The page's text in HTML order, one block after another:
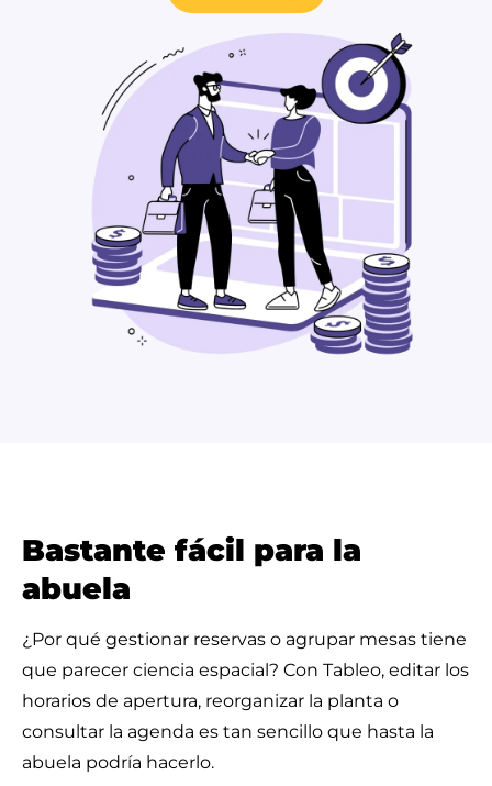
Bastante fácil para la
abuela
¿Por qué gestionar reservas o agrupar mesas tiene
que parecer ciencia espacial? Con Tableo, editar los
horarios de apertura, reorganizar la planta o
consultar la agenda es tan sencillo que hasta la
abuela podría hacerlo.